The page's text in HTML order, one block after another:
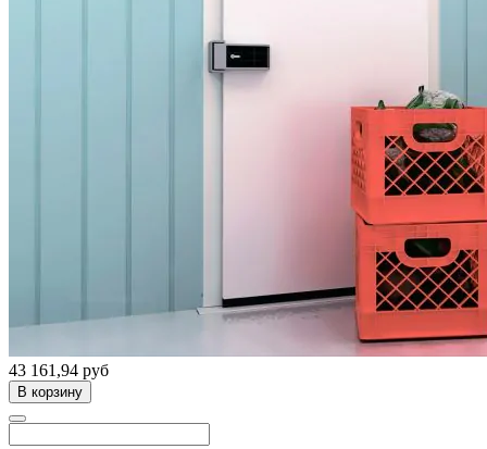
43 161,94 руб
В корзину